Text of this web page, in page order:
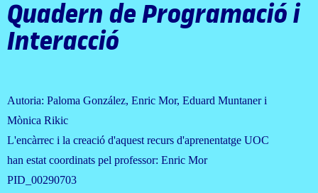
Quadern de Programació i
Interacció
Autoria: Paloma González, Enric Mor, Eduard Muntaner i
Mònica Rikic
L'encàrrec i la creació d'aquest recurs d'aprenentatge UOC
han estat coordinats pel professor: Enric Mor
PID_00290703